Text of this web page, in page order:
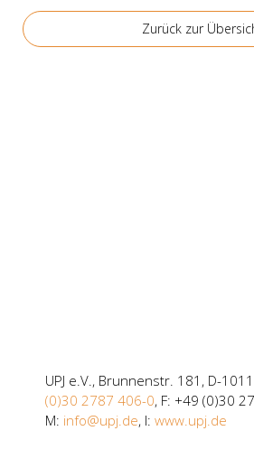
Zurück zur
UPJ e.V., Brunnenstr. 181, D-
(0)30 2787 406-0, F: +49 (0)30
M: info@upj.de, I: www.upj.de